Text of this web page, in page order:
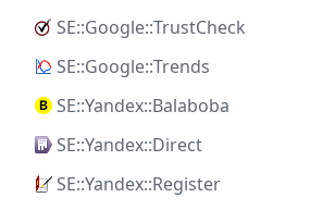
SE::Google::TrustCheck
SE::Google::Trends
SE::Yandex::Balaboba
SE::Yandex::Direct
SE::Yandex::Register